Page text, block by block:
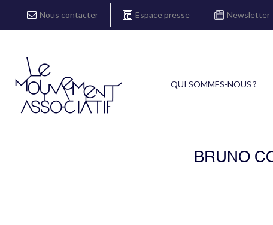
Nous contacter Espace presse Newsletter
QUI SOMMES-NOUS ?
BRUNO